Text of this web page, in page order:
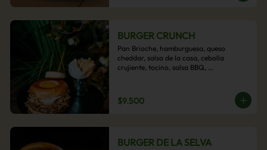
BURGER CRUNCH
Pan Brioche, hamburguesa, queso
cheddar, salsa de la casa, cebolla
crujiente, tocino, salsa BBQ,
$9.500
BURGER DE LA SELVA